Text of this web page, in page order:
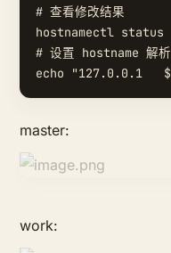
# 查看修改结果
hostnamectl status
# 设置 hostname 解析
master:
work: